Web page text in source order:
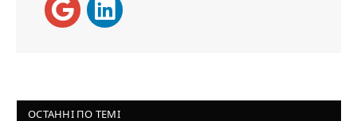
ОСТАННІ ПО ТЕМІ